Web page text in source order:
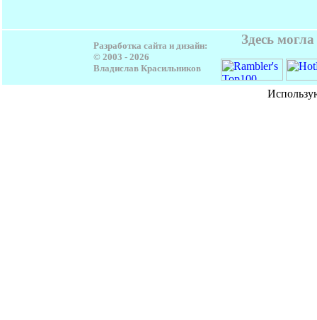
Разработка сайта и дизайн:
© 2003 - 2026
Владислав Красильников
Здесь